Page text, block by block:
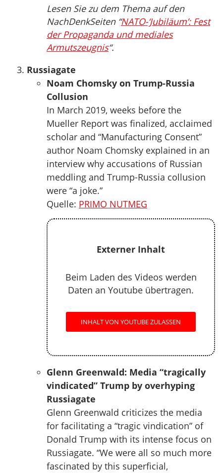
Lesen Sie zu dem Thema auf den
NachDenkSeiten “NATO-‘Jubiläum’: Fest
der Propaganda und mediales
Armutszeugnis“.
Russiagate
Noam Chomsky on Trump-Russia
Collusion
In March 2019, weeks before the
Mueller Report was finalized, acclaimed
scholar and “Manufacturing Consent”
author Noam Chomsky explained in an
interview why accusations of Russian
meddling and Trump-Russia collusion
were “a joke.”
Quelle: PRIMO NUTMEG
Externer Inhalt
Beim Laden des Videos werden
Daten an Youtube übertragen.
INHALT VON YOUTUBE ZULASSEN
Glenn Greenwald: Media “tragically
vindicated” Trump by overhyping
Russiagate
Glenn Greenwald criticizes the media
for facilitating a “tragic vindication” of
Donald Trump with its intense focus on
Russiagate. “We were all so much more
fascinated by this superficial,